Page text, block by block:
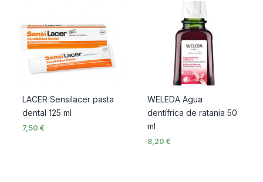
LACER Sensilacer pasta
dental 125 ml
7,50€
WELEDA Agua
dentífrica de ratania 50
ml
8,20 €